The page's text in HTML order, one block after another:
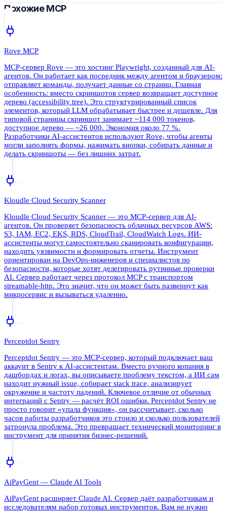
Похожие MCP
Rove MCP
MCP-сервер Rove — это хостинг Playwright, созданный для AI-
агентов. Он работает как посредник между агентом и браузером:
отправляет команды, получает данные со страниц. Главная
особенность: вместо скриншотов сервер возвращает доступное
дерево (accessibility tree). Это структурированный список
элементов, который LLM обрабатывает быстрее и дешевле. Для
типовой страницы скриншот занимает ~114 000 токенов,
доступное дерево — ~26 000. Экономия около 77 %.
Разработчики AI-ассистентов используют Rove, чтобы агенты
могли заполнять формы, нажимать кнопки, собирать данные и
делать скриншоты — без лишних затрат.
Kloudle Cloud Security Scanner
Kloudle Cloud Security Scanner — это MCP-сервер для AI-
агентов. Он проверяет безопасность облачных ресурсов AWS:
S3, IAM, EC2, EKS, RDS, CloudTrail, CloudWatch Logs. ИИ-
ассистенты могут самостоятельно сканировать конфигурации,
находить уязвимости и формировать отчеты. Инструмент
ориентирован на DevOps-инженеров и специалистов по
безопасности, которые хотят делегировать рутинные проверки
AI. Сервер работает через протокол MCP с транспортом
streamable-http. Это значит, что он может быть развернут как
микросервис и вызываться удаленно.
Perceptdot Sentry
Perceptdot Sentry — это MCP-сервер, который подключает ваш
аккаунт в Sentry к AI-ассистентам. Вместо ручного копания в
дашбордах и логах, вы описываете проблему текстом, а ИИ сам
находит нужный issue, собирает stack trace, анализирует
окружение и частоту падений. Ключевое отличие от обычных
интеграций с Sentry — расчёт ROI ошибки. Perceptdot Sentry не
просто говорит «упала функция», он рассчитывает, сколько
часов работы разработчиков это стоило и сколько пользователей
затронула проблема. Это превращает технический мониторинг в
инструмент для принятия бизнес-решений.
AiPayGent — Claude AI Tools
AiPayGent расширяет Claude AI. Сервер даёт разработчикам и
исследователям набор готовых инструментов. Вам не нужно